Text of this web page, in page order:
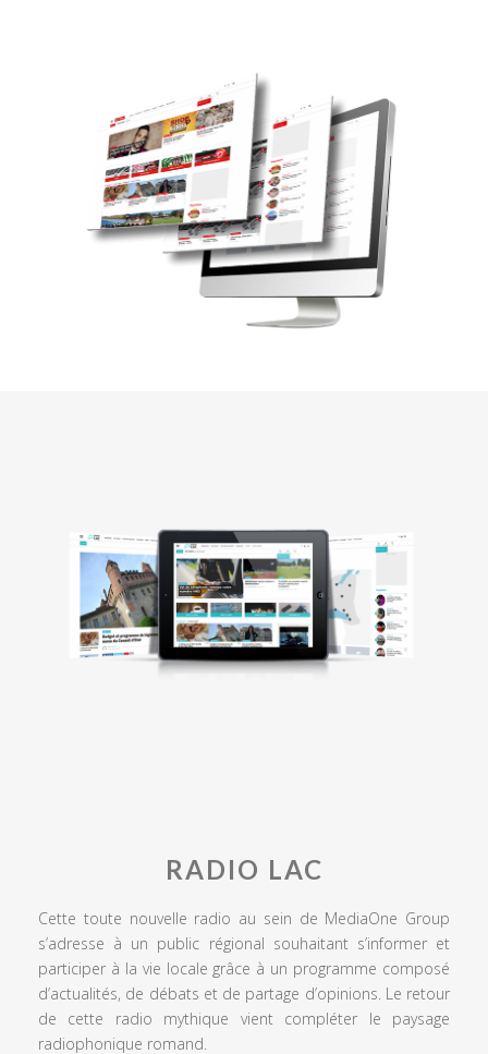
RADIO LAC
Cette toute nouvelle radio au sein de MediaOne Group
s’adresse à un public régional souhaitant s’informer et
participer à la vie locale grâce à un programme composé
d’actualités, de débats et de partage d’opinions. Le retour
de cette radio mythique vient compléter le paysage
radiophonique romand.